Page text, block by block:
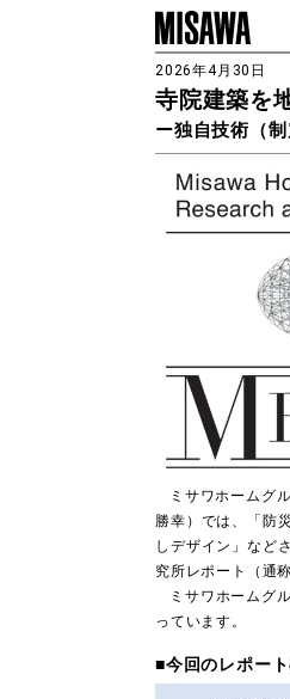
2026年4月30日
寺院建築を
ー独自技術（
ミサワホームグ
勝幸）では、「防
しデザイン」など
究所レポート（通
ミサワホームグ
っています。
■今回のレポー